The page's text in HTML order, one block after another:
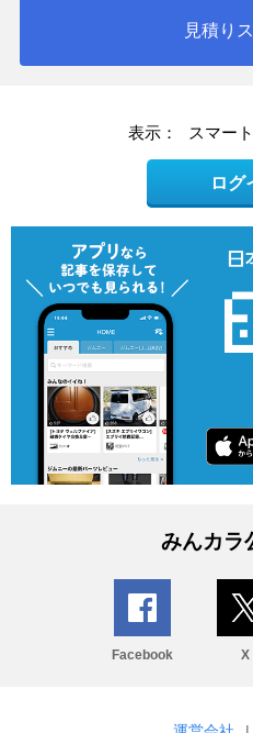
見積り
表示： スマー
ログ
みんカラ
Facebook X